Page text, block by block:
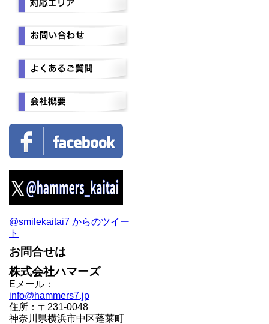
@smilekaitai7 からのツイー
ト
お問合せは
株式会社ハマーズ
Eメール：
info@hammers7.jp
住所：〒231-0048
神奈川県横浜市中区蓬莱町